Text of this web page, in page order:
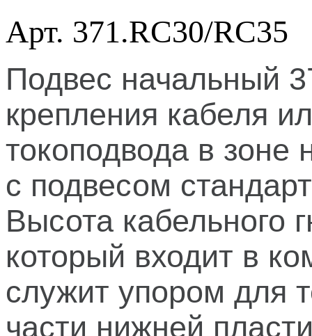
Арт. 371.RC30/RC35
Подвес начальный
крепления кабеля
токоподвода в зоне
с подвесом
Высота кабельного
который входит в
служит упором для
части нижней